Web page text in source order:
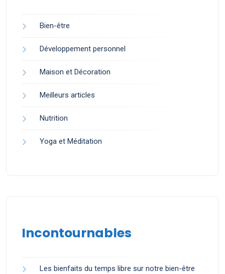
Bien-être
Développement personnel
Maison et Décoration
Meilleurs articles
Nutrition
Yoga et Méditation
Incontournables
Les bienfaits du temps libre sur notre bien-être